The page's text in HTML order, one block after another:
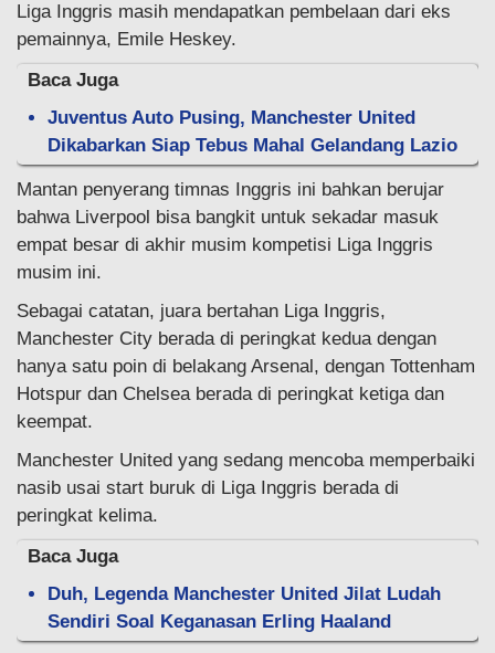
Liga Inggris masih mendapatkan pembelaan dari eks
pemainnya, Emile Heskey.
Baca Juga
Juventus Auto Pusing, Manchester United
Dikabarkan Siap Tebus Mahal Gelandang Lazio
Mantan penyerang timnas Inggris ini bahkan berujar
bahwa Liverpool bisa bangkit untuk sekadar masuk
empat besar di akhir musim kompetisi Liga Inggris
musim ini.
Sebagai catatan, juara bertahan Liga Inggris,
Manchester City berada di peringkat kedua dengan
hanya satu poin di belakang Arsenal, dengan Tottenham
Hotspur dan Chelsea berada di peringkat ketiga dan
keempat.
Manchester United yang sedang mencoba memperbaiki
nasib usai start buruk di Liga Inggris berada di
peringkat kelima.
Baca Juga
Duh, Legenda Manchester United Jilat Ludah
Sendiri Soal Keganasan Erling Haaland